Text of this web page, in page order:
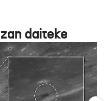
daiteke